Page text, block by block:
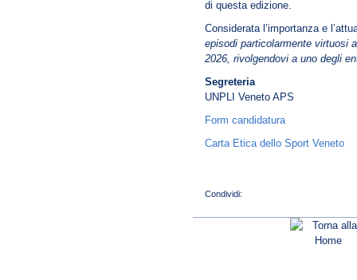
di questa edizione.
Considerata l’importanza e
episodi particolarmente virtuosi
2026, rivolgendovi a uno degli
Segreteria
UNPLI Veneto APS
Form candidatura
Carta Etica dello Sport Veneto